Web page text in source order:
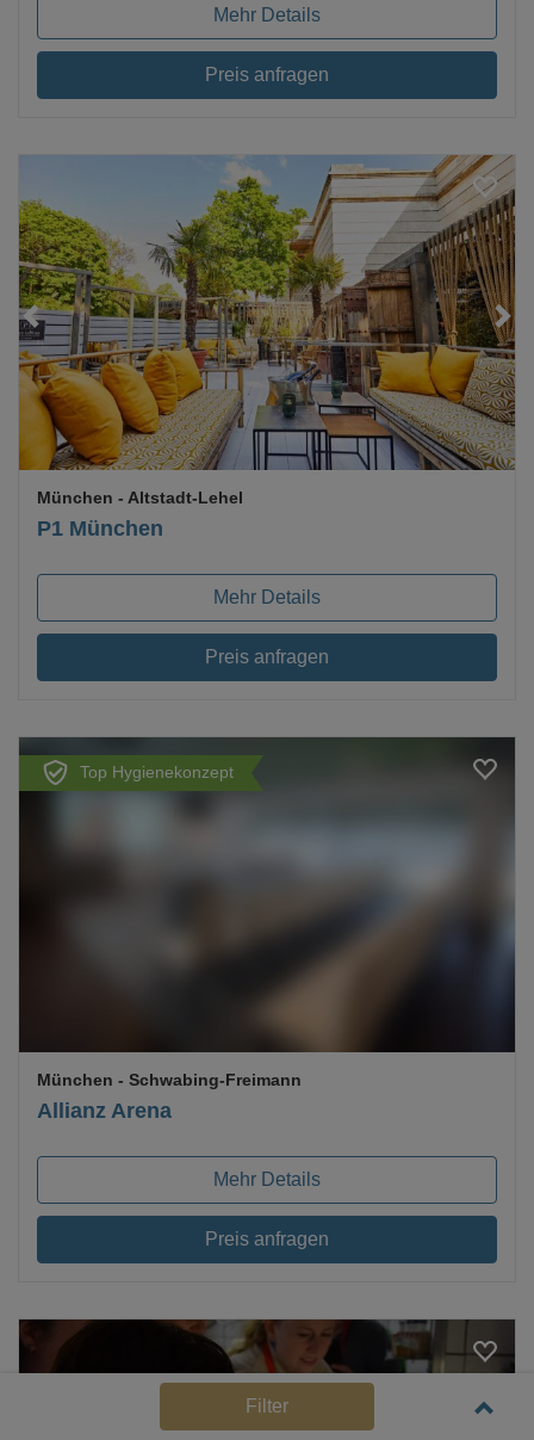
Mehr Details
Preis anfragen
Loading...
P1 München
München - Altstadt-Lehel
Mehr Details
Preis anfragen
Top Hygienekonzept
Allianz Arena
München - Schwabing-Freimann
Mehr Details
Preis anfragen
Filter